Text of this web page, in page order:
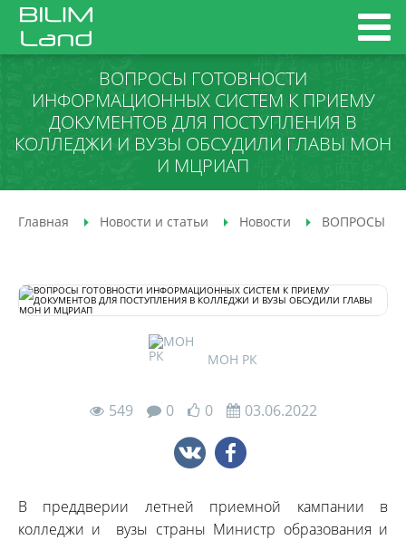
ВОПРОСЫ ГОТОВНОСТИ
ИНФОРМАЦИОННЫХ СИСТЕМ К ПРИЕМУ
ДОКУМЕНТОВ ДЛЯ ПОСТУПЛЕНИЯ В
КОЛЛЕДЖИ И ВУЗЫ ОБСУДИЛИ ГЛАВЫ МОН
И МЦРИАП
Главная Новости и статьи Новости ВОПРОСЫ
МОН РК
549 0 0 03.06.2022
В преддверии летней приемной кампании в
колледжи и вузы страны Министр образования и